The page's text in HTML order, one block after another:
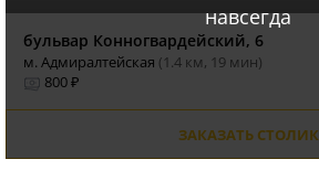
навсегда
бульвар Конногвардейский, 6
м. Адмиралтейская (1.4 км, 19 мин)
800 ₽
ЗАКАЗАТЬ СТОЛИК